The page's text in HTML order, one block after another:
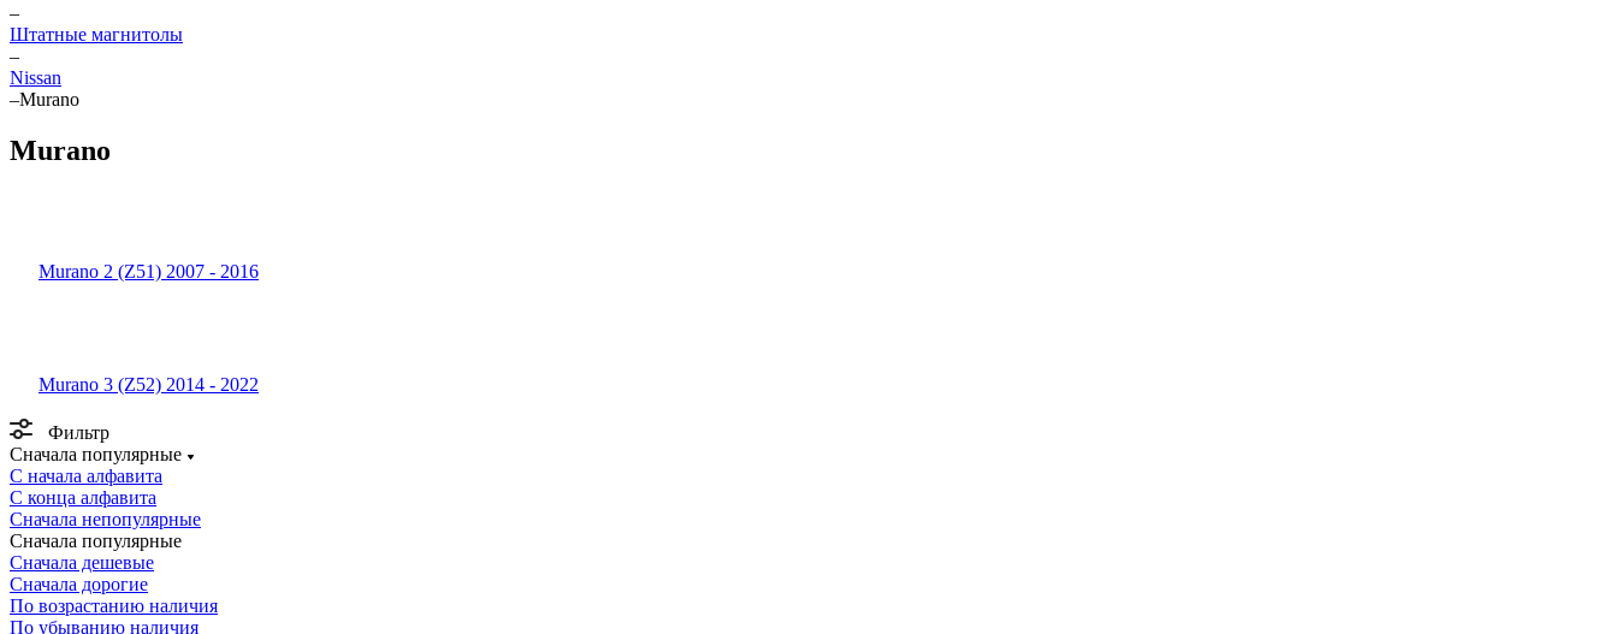
–
Штатные магнитолы
–
Nissan
–Murano
Murano
Murano 2 (Z51) 2007 - 2016
Murano 3 (Z52) 2014 - 2022
Фильтр
Сначала популярные
С начала алфавита
С конца алфавита
Сначала непопулярные
Сначала популярные
Сначала дешевые
Сначала дорогие
По возрастанию наличия
По убыванию наличия